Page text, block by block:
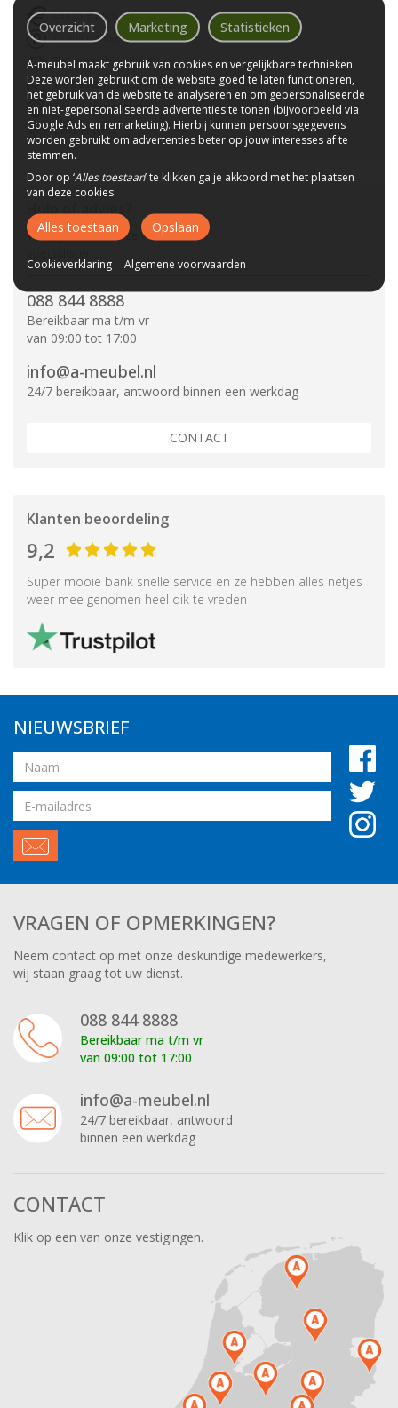
Laagste prijs van NL
Gratis parkeerplaats
Bezorgen bij u thuis
Wij bestaan sinds 1992!
Tot 10 jaar garantie
CBW-Erkend
Hulp of advies?
Vraag het aan onze
088 844 8888
Bereikbaar ma t/m vr
van 09:00 tot 17:00
info@a-meubel.nl
24/7 bereikbaar, antwoord binnen een werkdag
CONTACT
Klanten beoordeling
9,2
Super mooie bank snelle service en ze hebben alles netjes
weer mee genomen heel dik te vreden
NIEUWSBRIEF
Naam
Email
adres
VRAGEN OF OPMERKINGEN?
Neem contact op met onze deskundige medewerkers,
wij staan graag tot uw dienst.
088 844 8888
Bereikbaar ma t/m vr
van 09:00 tot 17:00
info@a-meubel.nl
24/7 bereikbaar, antwoord
binnen een werkdag
CONTACT
Klik op een van onze vestigingen.
Overzicht Marketing Statistieken
A-meubel maakt gebruik van cookies en vergelijkbare technieken.
Deze worden gebruikt om de website goed te laten functioneren,
het gebruik van de website te analyseren en om gepersonaliseerde
en niet-gepersonaliseerde advertenties te tonen (bijvoorbeeld via
Google Ads en remarketing). Hierbij kunnen persoonsgegevens
worden gebruikt om advertenties beter op jouw interesses af te
stemmen.
Door op ‘Alles toestaan’ te klikken ga je akkoord met het plaatsen
van deze cookies.
Alles toestaan Opslaan
Cookieverklaring Algemene voorwaarden